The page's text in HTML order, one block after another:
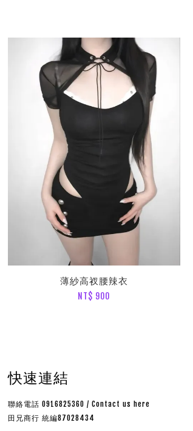
薄紗高衩腰辣衣
NT$ 900
快速連結
聯絡電話 0916825360 / Contact us here
田兄商行 統編87028434